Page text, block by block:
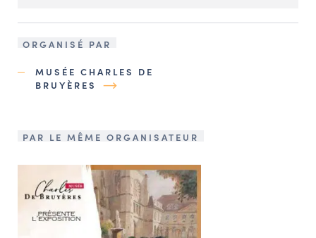
ORGANISÉ PAR
MUSÉE CHARLES DE
BRUYÈRES
PAR LE MÊME ORGANISATEUR